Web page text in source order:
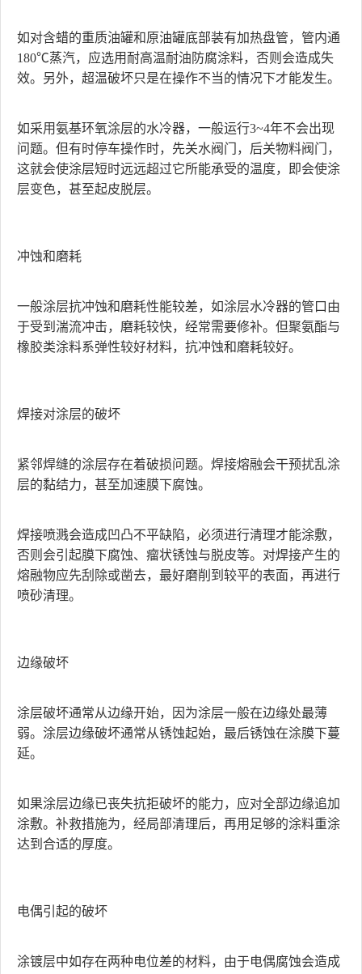
如对含蜡的重质油罐和原油罐底部装有加热盘管，管内通
180℃蒸汽，应选用耐高温耐油防腐涂料，否则会造成失
效。另外，超温破坏只是在操作不当的情况下才能发生。
如采用氨基环氧涂层的水冷器，一般运行3~4年不会出现
问题。但有时停车操作时，先关水阀门，后关物料阀门，
这就会使涂层短时远远超过它所能承受的温度，即会使涂
层变色，甚至起皮脱层。
冲蚀和磨耗
一般涂层抗冲蚀和磨耗性能较差，如涂层水冷器的管口由
于受到湍流冲击，磨耗较快，经常需要修补。但聚氨酯与
橡胶类涂料系弹性较好材料，抗冲蚀和磨耗较好。
焊接对涂层的破坏
紧邻焊缝的涂层存在着破损问题。焊接熔融会干预扰乱涂
层的黏结力，甚至加速膜下腐蚀。
焊接喷溅会造成凹凸不平缺陷，必须进行清理才能涂敷，
否则会引起膜下腐蚀、瘤状锈蚀与脱皮等。对焊接产生的
熔融物应先刮除或凿去，最好磨削到较平的表面，再进行
喷砂清理。
边缘破坏
涂层破坏通常从边缘开始，因为涂层一般在边缘处最薄
弱。涂层边缘破坏通常从锈蚀起始，最后锈蚀在涂膜下蔓
延。
如果涂层边缘已丧失抗拒破坏的能力，应对全部边缘追加
涂敷。补救措施为，经局部清理后，再用足够的涂料重涂
达到合适的厚度。
电偶引起的破坏
涂镀层中如存在两种电位差的材料，由于电偶腐蚀会造成